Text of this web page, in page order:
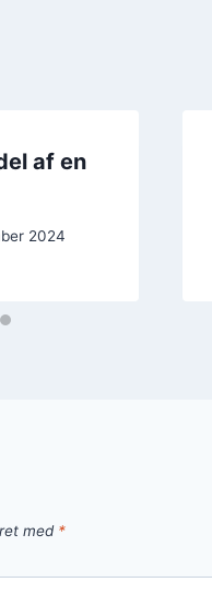
af en
2024
med *